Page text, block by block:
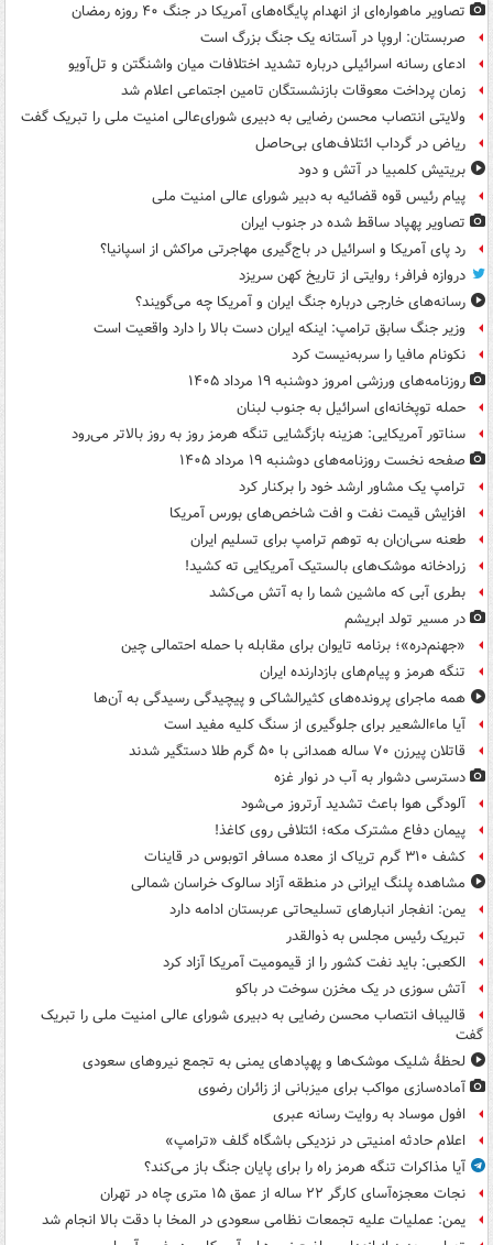
تصاویر ماهواره‌ای از انهدام پایگاه‌های آمریکا در جنگ ۴۰ روزه رمضان
صربستان: اروپا در آستانه یک جنگ بزرگ است
ادعای رسانه اسرائیلی درباره تشدید اختلافات میان واشنگتن و تل‌آویو
زمان پرداخت معوقات بازنشستگان تامین اجتماعی اعلام شد
ولایتی انتصاب محسن رضایی به دبیری شورای‌عالی امنیت ملی را تبریک گفت
ریاض در گرداب ائتلاف‌های بی‌حاصل
بریتیش کلمبیا در آتش و دود
پیام رئیس قوه قضائیه به دبیر شورای عالی امنیت ملی
تصاویر پهپاد ساقط شده در جنوب ایران
رد پای آمریکا و اسرائیل در باج‌گیری مهاجرتی مراکش از اسپانیا؟
دروازه فرافر؛ روایتی از تاریخ کهن سریزد
رسانه‌های خارجی درباره جنگ ایران و آمریکا چه می‌گویند؟
وزیر جنگ سابق ترامپ: اینکه ایران دست بالا را دارد واقعیت است
نکونام مافیا را سربه‌نیست کرد
روزنامه‌های ورزشی امروز دوشنبه ۱۹ مرداد ۱۴۰۵
حمله توپخانه‌ای اسرائیل به جنوب لبنان
سناتور آمریکایی: هزینه بازگشایی تنگه هرمز روز به روز بالاتر می‌رود
صفحه نخست روزنامه‌های دوشنبه ۱۹ مرداد ۱۴۰۵
ترامپ یک مشاور ارشد خود را برکنار کرد
افزایش قیمت نفت و افت شاخص‌های بورس آمریکا
طعنه سی‌ان‌ان به توهم ترامپ برای تسلیم ایران
زرادخانه موشک‌های بالستیک آمریکایی ته کشید!
بطری آبی که ماشین شما را به آتش می‌کشد
در مسیر تولد ابریشم
«جهنم‌دره»؛ برنامه تایوان برای مقابله با حمله احتمالی چین
تنگه هرمز و پیام‌های بازدارنده ایران
همه ماجرای پرونده‌های کثیرالشاکی و پیچیدگی رسیدگی به آن‌ها
آیا ماءالشعیر برای جلوگیری از سنگ کلیه مفید است
قاتلان پیرزن ۷۰ ساله همدانی با ۵۰ گرم طلا دستگیر شدند
دسترسی دشوار به آب در نوار غزه
آلودگی هوا باعث تشدید آرتروز می‌شود
پیمان دفاع مشترک مکه؛ ائتلافی روی کاغذ!
کشف ۳۱۰ گرم تریاک از معده مسافر اتوبوس در قاینات
مشاهده پلنگ ایرانی در منطقه آزاد سالوک خراسان شمالی
یمن: انفجار انبارهای تسلیحاتی عربستان ادامه دارد
تبریک رئیس مجلس به ذوالقدر
الکعبی: باید نفت کشور را از قیمومیت آمریکا آزاد کرد
آتش سوزی در یک مخزن سوخت در باکو
قالیباف انتصاب محسن رضایی به دبیری شورای عالی امنیت ملی را تبریک
گفت
لحظۀ شلیک موشک‌ها و پهپادهای یمنی به تجمع نیروهای سعودی
آماده‌سازی مواکب برای میزبانی از زائران رضوی
افول موساد به روایت رسانه عبری
اعلام حادثه امنیتی در نزدیکی باشگاه گلف «ترامپ»
آیا مذاکرات تنگه هرمز راه را برای پایان جنگ باز می‌کند؟
نجات معجزه‌آسای کارگر ۲۲ ساله از عمق ۱۵ متری چاه در تهران
یمن: عملیات علیه تجمعات نظامی سعودی در المخا با دقت بالا انجام شد